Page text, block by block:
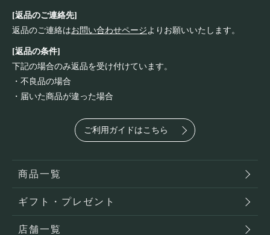
[返品のご連絡先]
返品のご連絡はお問い合わせページよりお願いいたします。
[返品の条件]
下記の場合のみ返品を受け付けています。
・不良品の場合
・届いた商品が違った場合
ご利用ガイドはこちら
商品一覧
ギフト・プレゼント
店舗一覧